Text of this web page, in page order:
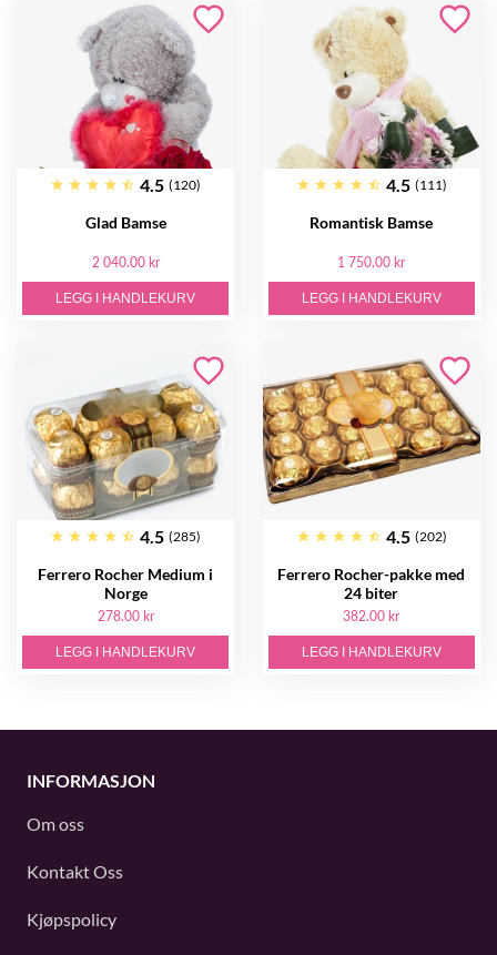
4.5 (120)
Glad Bamse
2 040.00 kr
LEGG I HANDLEKURV
4.5 (111)
Romantisk Bamse
1 750.00 kr
LEGG I HANDLEKURV
4.5 (285)
Ferrero Rocher Medium i
Norge
278.00 kr
LEGG I HANDLEKURV
4.5 (202)
Ferrero Rocher-pakke med
24 biter
382.00 kr
LEGG I HANDLEKURV
INFORMASJON
Om oss
Kontakt Oss
Kjøpspolicy